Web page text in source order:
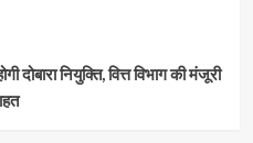
दोबारा नियुक्ति, वित्त विभाग की मंजूरी